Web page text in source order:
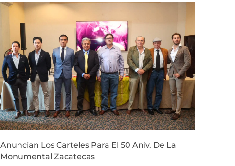
Anuncian Los Carteles Para El 50 Aniv. De La
Monumental Zacatecas